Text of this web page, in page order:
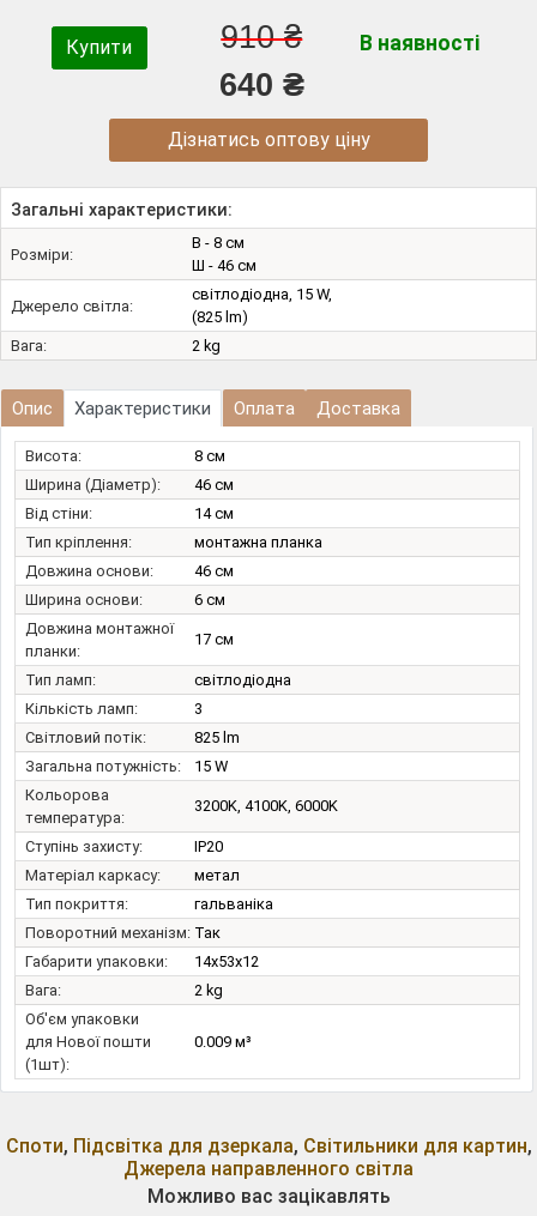
Купити
910 ₴
640 ₴
В наявності
Дізнатись оптову ціну
Загальні характеристики:
Розміри:
В - 8 см
Ш - 46 см
Джерело світла:
світлодіодна, 15 W,
(825 lm)
Вага:
2 kg
Опис Характеристики Оплата Доставка
Висота:
8 см
Ширина (Діаметр):
46 см
Від стіни:
14 см
Тип кріплення:
монтажна планка
Довжина основи:
46 см
Ширина основи:
6 см
Довжина монтажної
планки:
17 см
Тип ламп:
світлодіодна
Кількість ламп:
3
Світловий потік:
825 lm
Загальна потужність:
15 W
Кольорова
температура:
3200K, 4100K, 6000K
Ступінь захисту:
IP20
Матеріал каркасу:
метал
Тип покриття:
гальваніка
Поворотний механізм: Так
Габарити упаковки:
14x53x12
Вага:
2 kg
Об'єм упаковки
для Нової пошти
(1шт):
0.009 м³
Споти, Підсвітка для дзеркала, Світильники для картин,
Джерела направленного світла
Можливо вас зацікавлять